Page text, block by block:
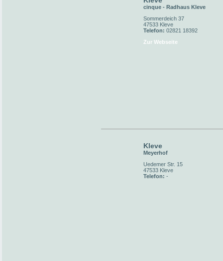
cinque - Radhaus Kleve
Sommerdeich 37
47533 Kleve
Telefon: 02821 18392
Zur Webseite
Kleve
Meyerhof
Uedemer Str. 15
47533 Kleve
Telefon: -